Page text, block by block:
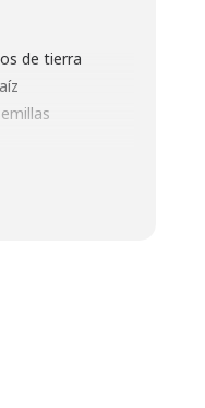
de tierra